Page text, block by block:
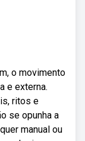
o movimento
e externa.
ritos e
se opunha a
manual ou